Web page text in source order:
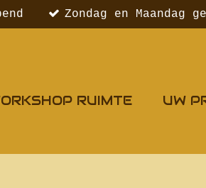
Zondag en Maandag
RUIMTE
UW